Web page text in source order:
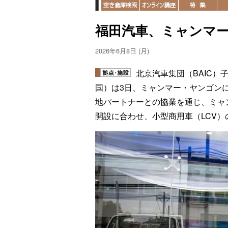
福田汽車、ミャンマ
2026年6月8日 (月)
北京汽車集団（BAIC）
国）は3日、ミャンマー・ヤンゴン
地パートナーとの協業を通じ、ミ
開設に合わせ、小型商用車（LCV